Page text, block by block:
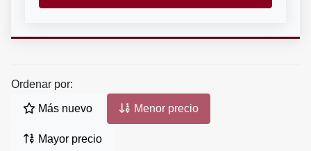
Ordenar por:
Más nuevo Menor precio
Mayor precio